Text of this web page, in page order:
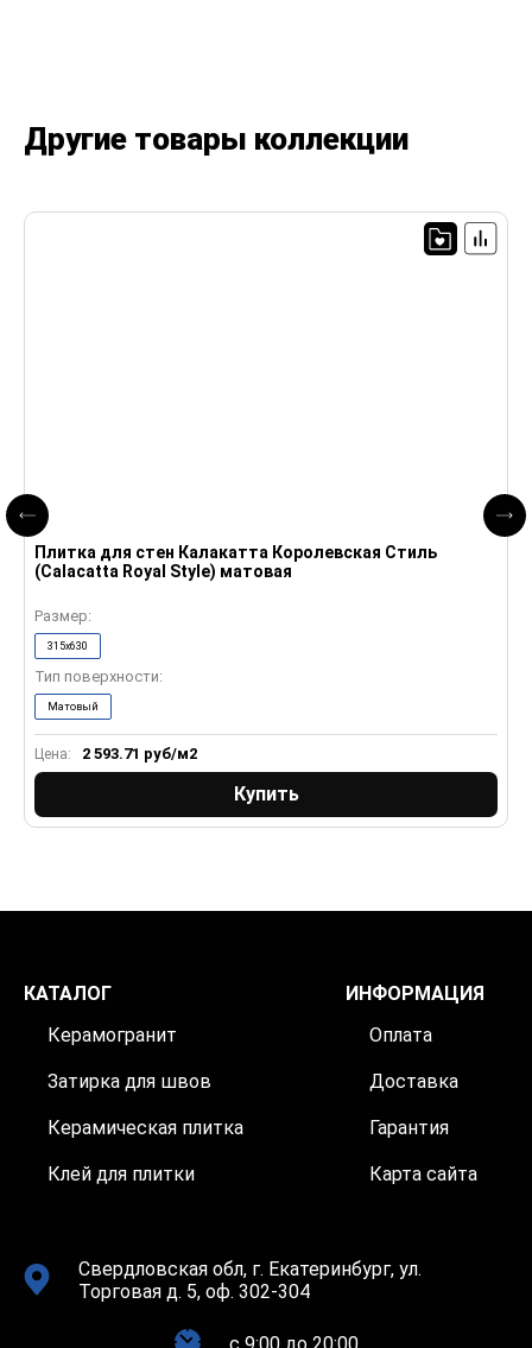
Другие товары коллекции
Плитка для стен Калакатта Королевская Стиль
(Calacatta Royal Style) матовая
Цена: 2 593.71 руб/м2
Купить
Размер:
315x630
Тип поверхности:
Матовый
КАТАЛОГ
Керамогранит
Затирка для швов
Керамическая плитка
Клей для плитки
ИНФОРМАЦИЯ
Оплата
Доставка
Гарантия
Карта сайта
Свердловская обл, г. Екатеринбург, ул.
Торговая д. 5, оф. 302-304
c 9:00 до 20:00